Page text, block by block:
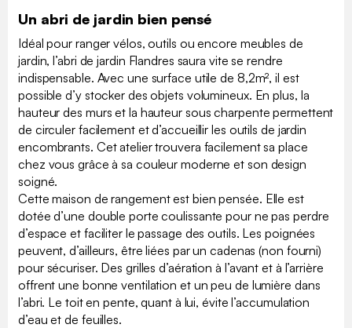
Un abri de jardin bien pensé
Idéal pour ranger vélos, outils ou encore meubles de
jardin, l’abri de jardin Flandres saura vite se rendre
indispensable. Avec une surface utile de 8,2m², il est
possible d’y stocker des objets volumineux. En plus, la
hauteur des murs et la hauteur sous charpente permettent
de circuler facilement et d’accueillir les outils de jardin
encombrants. Cet atelier trouvera facilement sa place
chez vous grâce à sa couleur moderne et son design
soigné.
Cette maison de rangement est bien pensée. Elle est
dotée d’une double porte coulissante pour ne pas perdre
d’espace et faciliter le passage des outils. Les poignées
peuvent, d’ailleurs, être liées par un cadenas (non fourni)
pour sécuriser. Des grilles d’aération à l’avant et à l’arrière
offrent une bonne ventilation et un peu de lumière dans
l’abri. Le toit en pente, quant à lui, évite l’accumulation
d’eau et de feuilles.